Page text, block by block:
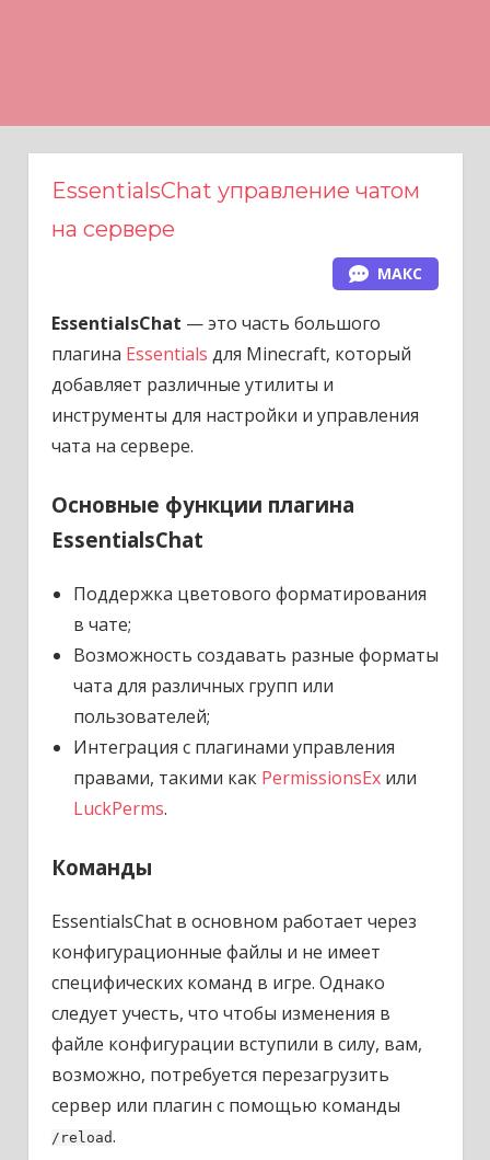
EssentialsChat управление чатом
на сервере
МАКС
EssentialsChat — это часть большого
плагина Essentials для Minecraft, который
добавляет различные утилиты и
инструменты для настройки и управления
чата на сервере.
Основные функции плагина
EssentialsChat
Поддержка цветового форматирования
в чате;
Возможность создавать разные форматы
чата для различных групп или
пользователей;
Интеграция с плагинами управления
правами, такими как PermissionsExили
LuckPerms.
Команды
EssentialsChat в основном работает через
конфигурационные файлы и не имеет
специфических команд в игре. Однако
следует учесть, что чтобы изменения в
файле конфигурации вступили в силу, вам,
возможно, потребуется перезагрузить
сервер или плагин с помощью команды
/reload.